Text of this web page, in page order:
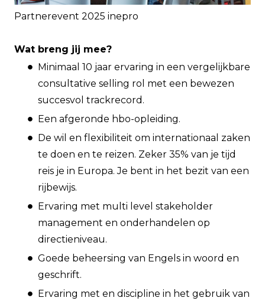
Partnerevent 2025 inepro
Wat breng jij mee?
Minimaal 10 jaar ervaring in een vergelijkbare
consultative selling rol met een bewezen
succesvol trackrecord.
Een afgeronde hbo-opleiding.
De wil en flexibiliteit om internationaal zaken
te doen en te reizen. Zeker 35% van je tijd
reis je in Europa. Je bent in het bezit van een
rijbewijs.
Ervaring met multi level stakeholder
management en onderhandelen op
directieniveau.
Goede beheersing van Engels in woord en
geschrift.
Ervaring met en discipline in het gebruik van